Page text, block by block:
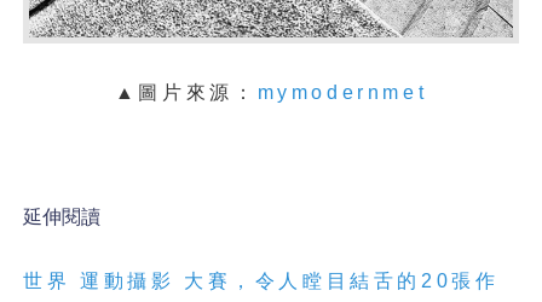
▲圖片來源： mymodernmet
延伸閱讀
世界 運動攝影 大賽，令人瞠目結舌的 20張作